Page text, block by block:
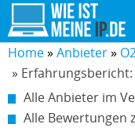
Home Anbieter
»
Alle Anbieter im
Alle Bewertungen